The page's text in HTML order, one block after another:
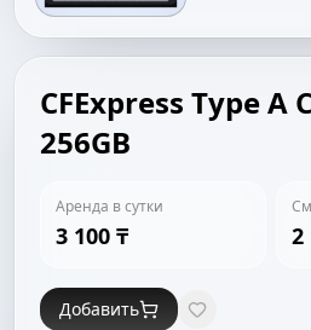
CFExpress Type A
256GB
Аренда в сутки
3 100 ₸ 2
Добавить